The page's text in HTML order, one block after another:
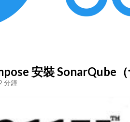
安裝 SonarQube
分鐘